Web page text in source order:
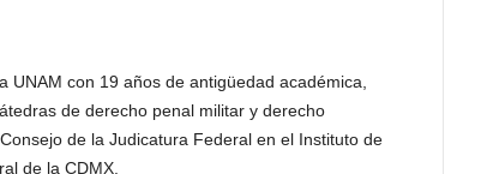
con 19 años de antigüedad académica,
de derecho penal militar y derecho
de la Judicatura Federal en el Instituto de
de la CDMX.